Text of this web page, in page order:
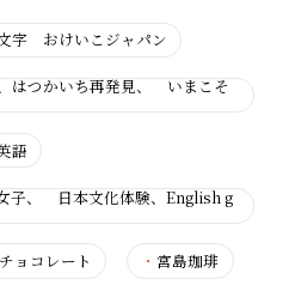
おけいこジャパン
はつかいち再発見、 いまこそ
語
子、 日本文化体験、English g
ョコレート ・ 宮島珈琲